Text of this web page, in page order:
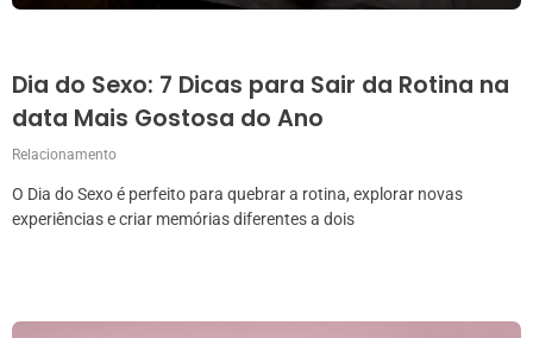
Dia do Sexo: 7 Dicas para Sair da Rotina na
data Mais Gostosa do Ano
Relacionamento
O Dia do Sexo é perfeito para quebrar a rotina, explorar novas
experiências e criar memórias diferentes a dois